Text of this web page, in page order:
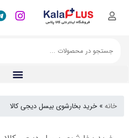
خرید بخارشوی بیسل دیجی کالا